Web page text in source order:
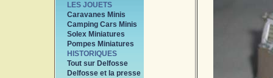
LES JOUETS
Caravanes Minis
Camping Cars Minis
Solex Miniatures
Pompes Miniatures
HISTORIQUES
Tout sur Delfosse
Delfosse et la presse